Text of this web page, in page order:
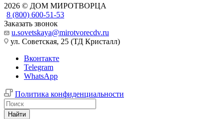
2026 © ДОМ МИРОТВОРЦА
8 (800) 600-51-53
Заказать звонок
u.sovetskaya@mirotvorecdv.ru
ул. Советская, 25 (ТД Кристалл)
Вконтакте
Telegram
WhatsApp
Политика конфиденциальности
Найти